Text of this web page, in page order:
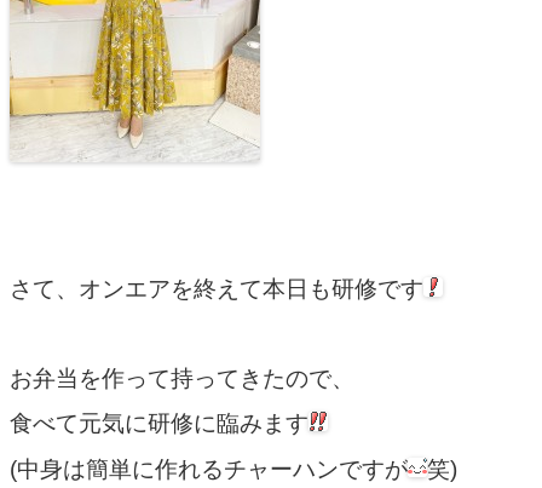
さて、オンエアを終えて本日も研修です
お弁当を作って持ってきたので、
食べて元気に研修に臨みます
(中身は簡単に作れるチャーハンですが
笑)